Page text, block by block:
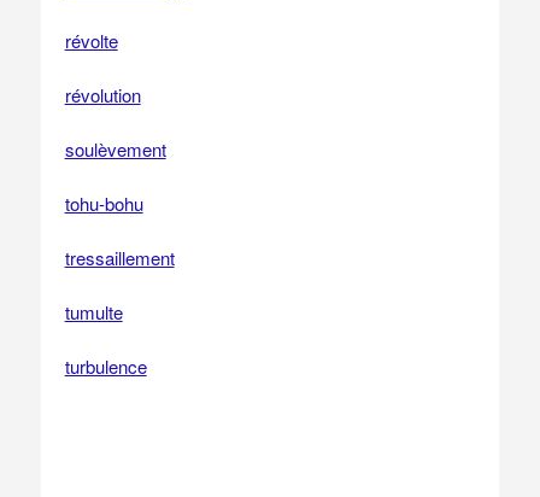
révolte
révolution
soulèvement
tohu-bohu
tressaillement
tumulte
turbulence